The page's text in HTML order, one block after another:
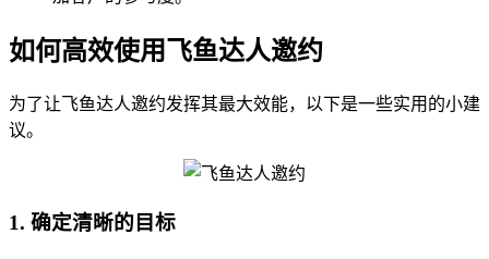
如何高效使用飞鱼达人邀约
为了让飞鱼达人邀约发挥其最大效能，以下是一些实用的小建
议。
1. 确定清晰的目标